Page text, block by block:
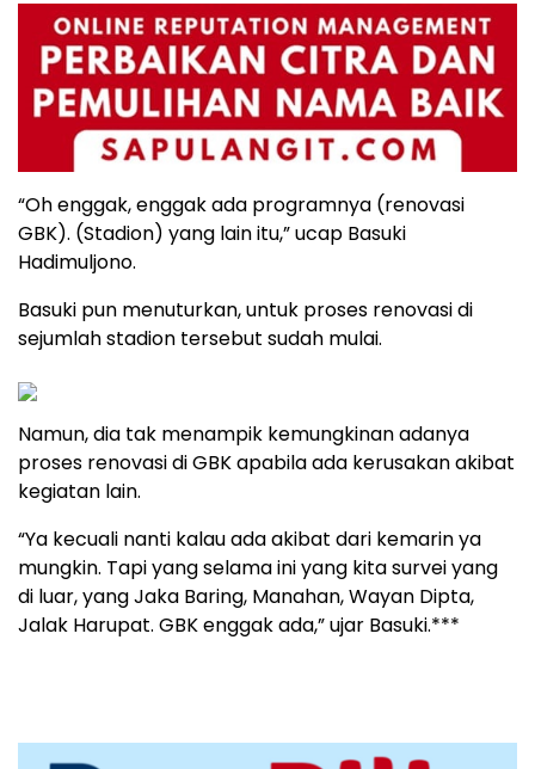
“Oh enggak, enggak ada programnya (renovasi
GBK). (Stadion) yang lain itu,” ucap Basuki
Hadimuljono.
Basuki pun menuturkan, untuk proses renovasi di
sejumlah stadion tersebut sudah mulai.
Namun, dia tak menampik kemungkinan adanya
proses renovasi di GBK apabila ada kerusakan akibat
kegiatan lain.
“Ya kecuali nanti kalau ada akibat dari kemarin ya
mungkin. Tapi yang selama ini yang kita survei yang
di luar, yang Jaka Baring, Manahan, Wayan Dipta,
Jalak Harupat. GBK enggak ada,” ujar Basuki.***